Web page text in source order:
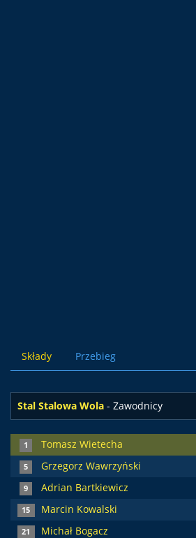
Składy Przebieg
Stal Stalowa Wola - Zawodnicy
1 Tomasz Wietecha
5 Grzegorz Wawrzyński
9 Adrian Bartkiewicz
15 Marcin Kowalski
21 Michał Bogacz